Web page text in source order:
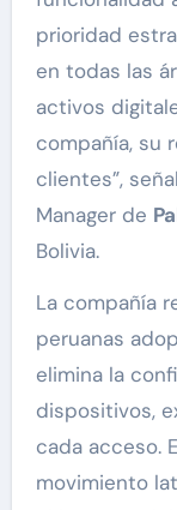
prioridad
en todas las
activos
compañía, su
clientes”,
Manager de
Bolivia.
La compañía
peruanas
elimina la
dispositivos,
cada acceso.
movimiento